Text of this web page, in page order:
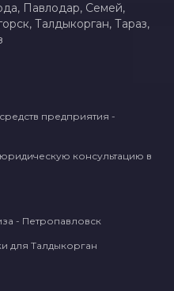
Павлодар, Семей,
Талдыкорган, Тараз,
предприятия -
консультацию в
- Петропавловск
для Талдыкорган